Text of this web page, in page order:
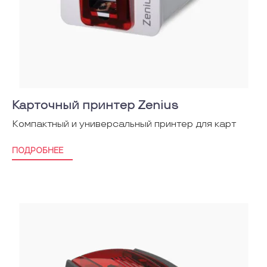
Карточный принтер Zenius
Компактный и универсальный принтер для карт
ПОДРОБНЕЕ